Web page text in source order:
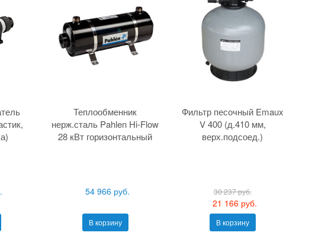
Теплообменник
нерж.сталь Pahlen Hi-Flow
28 кВт горизонтальный
54 966 руб.
В корзину
Фильтр песочный Emaux
V 400 (д.410 мм,
верх.подсоед.)
30 237 руб.
21 166 руб.
В корзину